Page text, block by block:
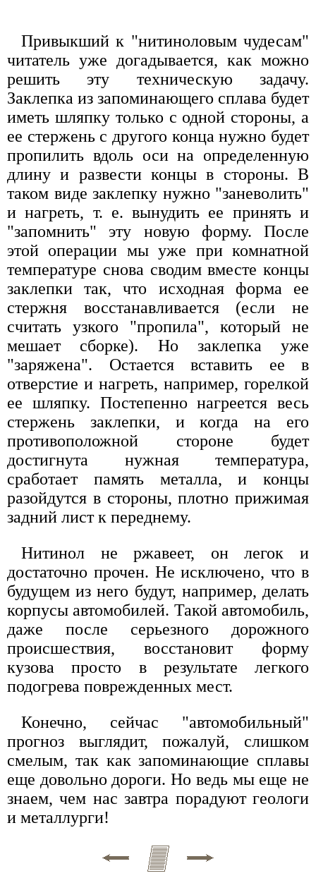
Привыкший к "нитиноловым чудесам"
читатель уже догадывается, как можно
решить эту техническую задачу.
Заклепка из запоминающего сплава будет
иметь шляпку только с одной стороны, а
ее стержень с другого конца нужно будет
пропилить вдоль оси на определенную
длину и развести концы в стороны. В
таком виде заклепку нужно "заневолить"
и нагреть, т. е. вынудить ее принять и
"запомнить" эту новую форму. После
этой операции мы уже при комнатной
температуре снова сводим вместе концы
заклепки так, что исходная форма ее
стержня восстанавливается (если не
считать узкого "пропила", который не
мешает сборке). Но заклепка уже
"заряжена". Остается вставить ее в
отверстие и нагреть, например, горелкой
ее шляпку. Постепенно нагреется весь
стержень заклепки, и когда на его
противоположной стороне будет
достигнута нужная температура,
сработает память металла, и концы
разойдутся в стороны, плотно прижимая
задний лист к переднему.
Нитинол не ржавеет, он легок и
достаточно прочен. Не исключено, что в
будущем из него будут, например, делать
корпусы автомобилей. Такой автомобиль,
даже после серьезного дорожного
происшествия, восстановит форму
кузова просто в результате легкого
подогрева поврежденных мест.
Конечно, сейчас "автомобильный"
прогноз выглядит, пожалуй, слишком
смелым, так как запоминающие сплавы
еще довольно дороги. Но ведь мы еще не
знаем, чем нас завтра порадуют геологи
и металлурги!